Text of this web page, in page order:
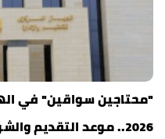
"محتاجين سواقين" في
2026.. موعد التقديم والشروط